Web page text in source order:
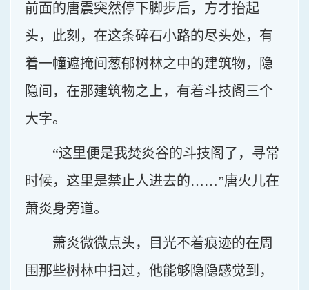
前面的唐震突然停下脚步后，方才抬起
头，此刻，在这条碎石小路的尽头处，有
着一幢遮掩间葱郁树林之中的建筑物，隐
隐间，在那建筑物之上，有着斗技阁三个
大字。
“这里便是我焚炎谷的斗技阁了，寻常
时候，这里是禁止人进去的……”唐火儿在
萧炎身旁道。
萧炎微微点头，目光不着痕迹的在周
围那些树林中扫过，他能够隐隐感觉到，